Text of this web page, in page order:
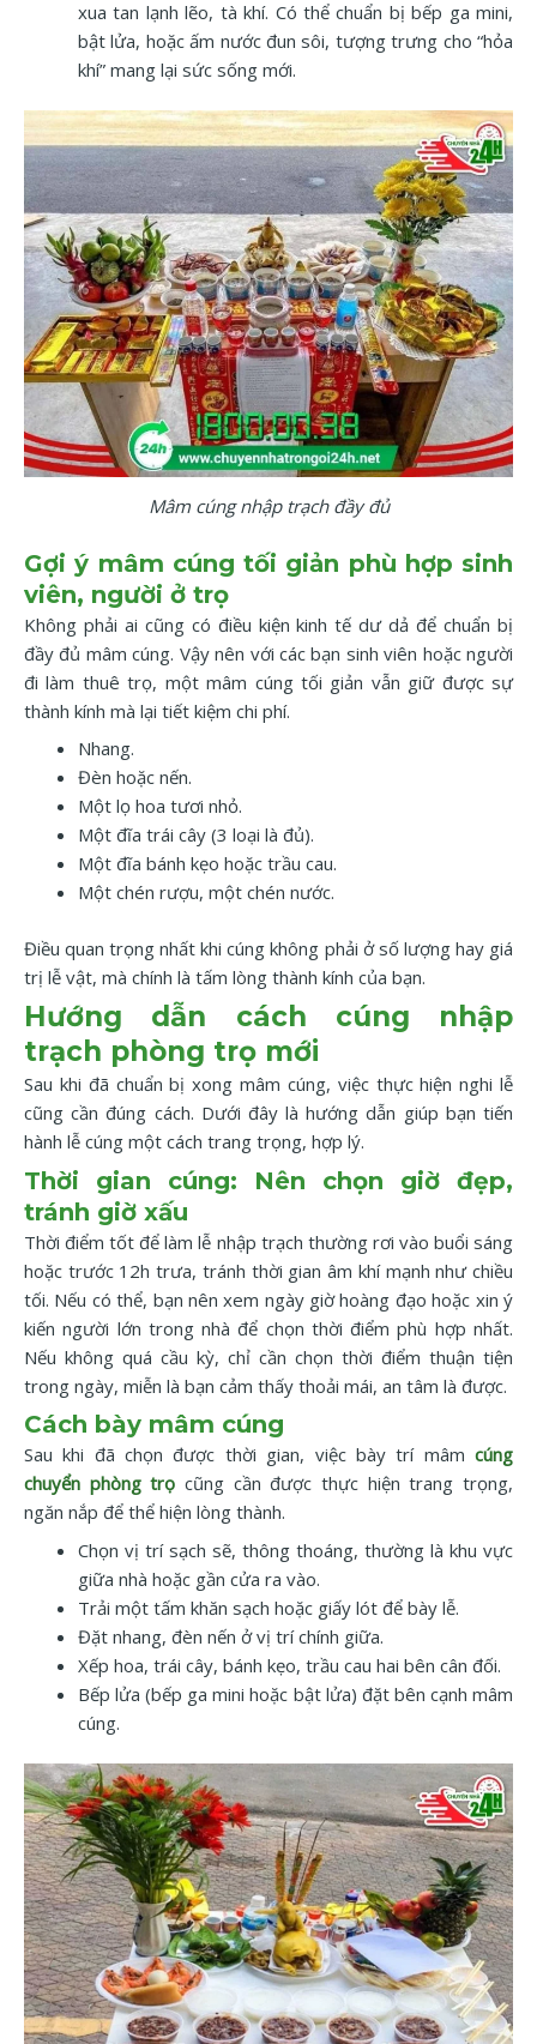
xua tan lạnh lẽo, tà khí. Có thể chuẩn bị bếp ga mini,
bật lửa, hoặc ấm nước đun sôi, tượng trưng cho “hỏa
khí” mang lại sức sống mới.
Mâm cúng nhập trạch đầy đủ
Gợi ý mâm cúng tối giản phù hợp sinh
viên, người ở trọ
Không phải ai cũng có điều kiện kinh tế dư dả để chuẩn bị
đầy đủ mâm cúng. Vậy nên với các bạn sinh viên hoặc người
đi làm thuê trọ, một mâm cúng tối giản vẫn giữ được sự
thành kính mà lại tiết kiệm chi phí.
Nhang.
Đèn hoặc nến.
Một lọ hoa tươi nhỏ.
Một đĩa trái cây (3 loại là đủ).
Một đĩa bánh kẹo hoặc trầu cau.
Một chén rượu, một chén nước.
Điều quan trọng nhất khi cúng không phải ở số lượng hay giá
trị lễ vật, mà chính là tấm lòng thành kính của bạn.
Hướng dẫn cách cúng nhập
trạch phòng trọ mới
Sau khi đã chuẩn bị xong mâm cúng, việc thực hiện nghi lễ
cũng cần đúng cách. Dưới đây là hướng dẫn giúp bạn tiến
hành lễ cúng một cách trang trọng, hợp lý.
Thời gian cúng: Nên chọn giờ đẹp,
tránh giờ xấu
Thời điểm tốt để làm lễ nhập trạch thường rơi vào buổi sáng
hoặc trước 12h trưa, tránh thời gian âm khí mạnh như chiều
tối. Nếu có thể, bạn nên xem ngày giờ hoàng đạo hoặc xin ý
kiến người lớn trong nhà để chọn thời điểm phù hợp nhất.
Nếu không quá cầu kỳ, chỉ cần chọn thời điểm thuận tiện
trong ngày, miễn là bạn cảm thấy thoải mái, an tâm là được.
Cách bày mâm cúng
Sau khi đã chọn được thời gian, việc bày trí mâm cúng
chuyển phòng trọ cũng cần được thực hiện trang trọng,
ngăn nắp để thể hiện lòng thành.
Chọn vị trí sạch sẽ, thông thoáng, thường là khu vực
giữa nhà hoặc gần cửa ra vào.
Trải một tấm khăn sạch hoặc giấy lót để bày lễ.
Đặt nhang, đèn nến ở vị trí chính giữa.
Xếp hoa, trái cây, bánh kẹo, trầu cau hai bên cân đối.
Bếp lửa (bếp ga mini hoặc bật lửa) đặt bên cạnh mâm
cúng.